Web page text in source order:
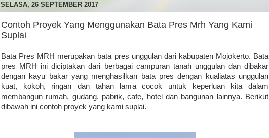
SELASA, 26 SEPTEMBER 2017
Contoh Proyek Yang Menggunakan Bata Pres Mrh Yang Kami
Suplai
Bata Pres MRH merupakan bata pres unggulan dari kabupaten Mojokerto. Bata
pres MRH ini diciptakan dari berbagai campuran tanah unggulan dan dibakar
dengan kayu bakar yang menghasilkan bata pres dengan kualiatas unggulan
kuat, kokoh, ringan dan tahan lama cocok untuk keperluan kita dalam
membangun rumah, gudang, pabrik, cafe, hotel dan bangunan lainnya. Berikut
dibawah ini contoh proyek yang kami suplai.